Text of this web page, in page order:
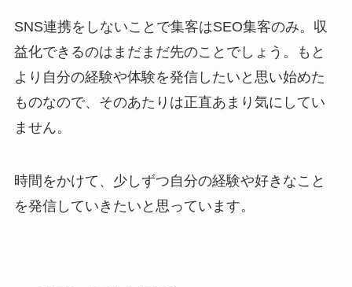
SNS連携をしないことで集客はSEO集客のみ。収
益化できるのはまだまだ先のことでしょう。もと
より自分の経験や体験を発信したいと思い始めた
ものなので、そのあたりは正直あまり気にしてい
ません。
時間をかけて、少しずつ自分の経験や好きなこと
を発信していきたいと思っています。